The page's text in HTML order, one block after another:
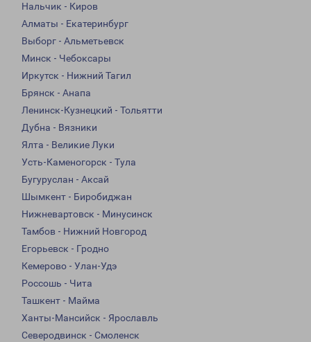
Нальчик - Киров
Алматы - Екатеринбург
Выборг - Альметьевск
Минск - Чебоксары
Иркутск - Нижний Тагил
Брянск - Анапа
Ленинск-Кузнецкий - Тольятти
Дубна - Вязники
Ялта - Великие Луки
Усть-Каменогорск - Тула
Бугуруслан - Аксай
Шымкент - Биробиджан
Нижневартовск - Минусинск
Тамбов - Нижний Новгород
Егорьевск - Гродно
Кемерово - Улан-Удэ
Россошь - Чита
Ташкент - Майма
Ханты-Мансийск - Ярославль
Северодвинск - Смоленск